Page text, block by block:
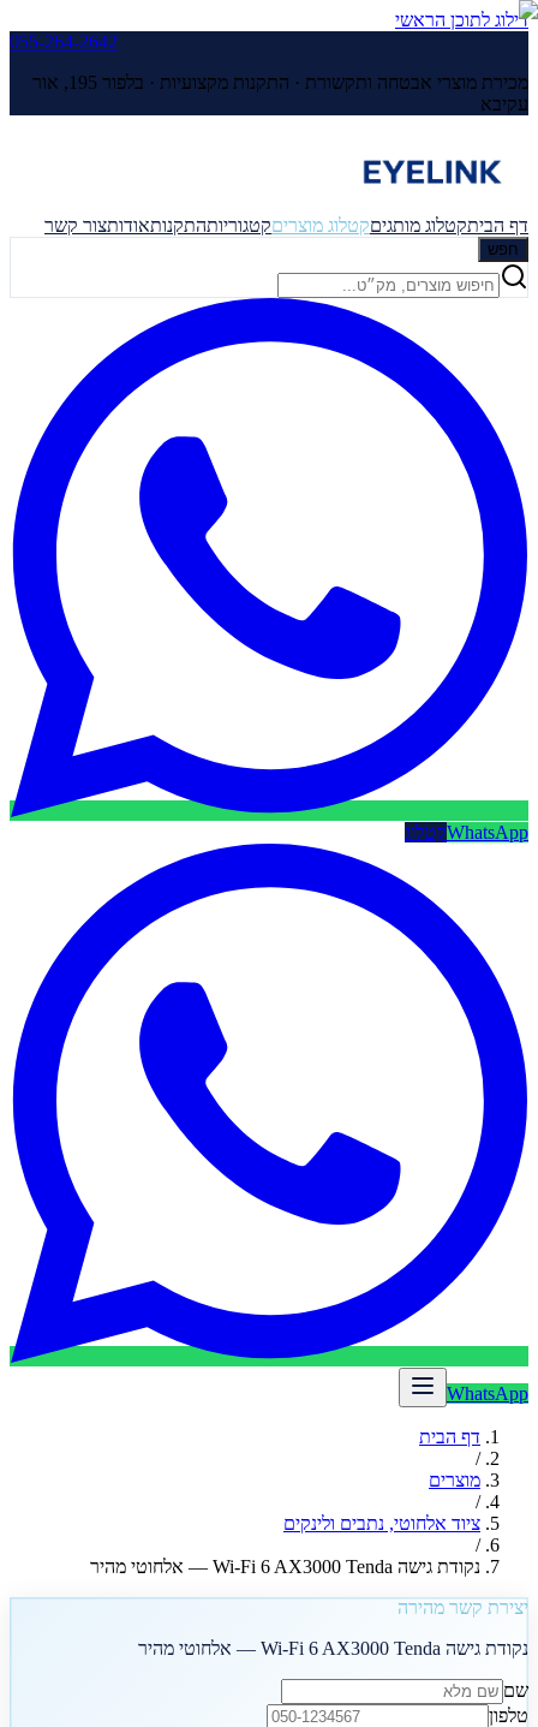
דילוג לתוכן הראשי
055-264-2642
מכירת מוצרי אבטחה ותקשורת · התקנות מקצועיות ·
בלפור 195, אור
עקיבא
דף הביתקטלוג מותגיםקטלוג מוצריםקטגוריותהתקנותאודותצור קשר
חפש
WhatsAppקטלוג
WhatsApp
דף הבית
/
מוצרים
/
ציוד אלחוטי, נתבים ולינקים
/
נקודת גישה Wi-Fi 6 AX3000 Tenda — אלחוטי מהיר
יצירת קשר מהירה
נקודת גישה Wi-Fi 6 AX3000 Tenda — אלחוטי מהיר
שם
טלפון